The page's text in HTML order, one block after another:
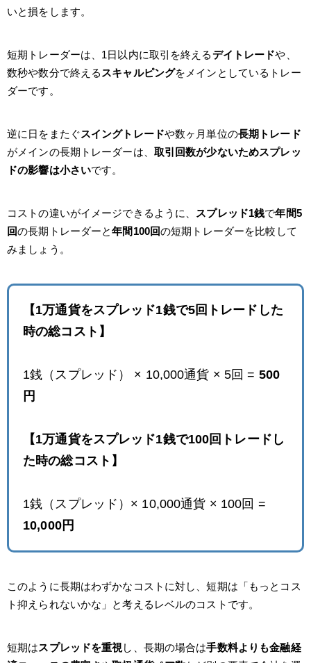
いと損をします。
短期トレーダーは、1日以内に取引を終えるデイトレードや、
数秒や数分で終える スキャルピングをメインとしているトレー
ダーです。
逆に日をまたぐスイングトレードや数ヶ月単位の長期トレード
がメインの長期トレーダーは、 取引回数が少ないためスプレッ
ドの影響は小さいです。
コストの違いがイメージできるように、 スプレッド1銭で年間5
回の長期トレーダーと年間100回の短期トレーダーを比較して
みましょう。
【1万通貨をスプレッド1銭で5回トレードした
時の総コスト】
1銭（スプレッド） × 10,000通貨 × 5回 = 500
円
【1万通貨をスプレッド1銭で100回トレードし
た時の総コスト】
1銭（スプレッド）× 10,000通貨 × 100回 =
10,000円
このように長期はわずかなコストに対し、短期は「もっとコス
ト抑えられないかな」と考えるレベルのコストです。
短期はスプレッドを重視し、長期の場合は手数料よりも金融経